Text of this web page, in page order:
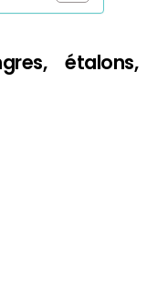
étalons,